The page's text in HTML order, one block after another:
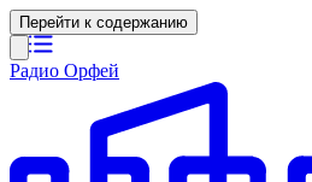
Перейти к содержанию
Радио Орфей